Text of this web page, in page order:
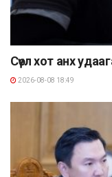
Сөүл хот анх
2026-08-08 18:49